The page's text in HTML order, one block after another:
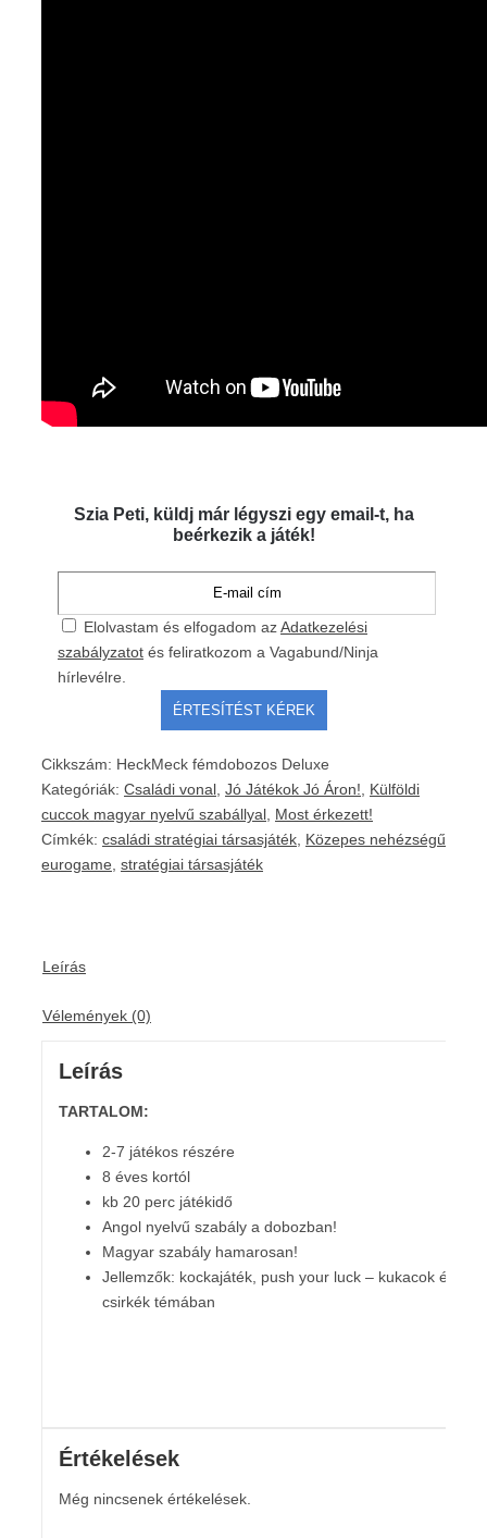
Szia Peti, küldj már légyszi egy email-t, ha
beérkezik a játék!
Elolvastam és elfogadom azAdatkezelési
szabályzatot és feliratkozom a Vagabund/Ninja
hírlevélre.
Cikkszám: HeckMeck fémdobozos Deluxe
Kategóriák: Családi vonal Jó Játékok Jó Áron!
Külföldi
cuccok magyar nyelvű szabállyal Most érkezett!
Címkék: családi stratégiai társasjáték Közepes nehézségű
eurogame stratégiai társasjáték
Leírás
Vélemények (0)
Leírás
TARTALOM:
2-7 játékos részére
8 éves kortól
kb 20 perc játékidő
Angol nyelvű szabály a dobozban!
Magyar szabály hamarosan!
Jellemzők: kockajáték, push your luck – kukacok és
csirkék témában
Értékelések
Még nincsenek értékelések.